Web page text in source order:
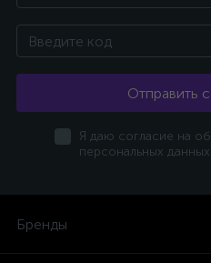
Отправить
Я даю согласие на
персональных данных
Бренды